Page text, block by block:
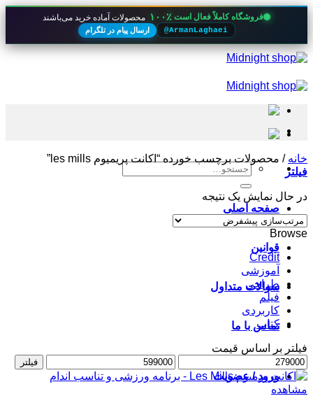
فروشگاه کاملاً فعال است ۱۰۰٪ محصولات آماده خرید می‌باشند
@ArmanLaghaei ارسال پیام در تلگرام
Skip
to
جستجو
صفحه اصلی
قوانین
سوالات متداول
تماس با ما
ورود / عضویت
خانه / محصولات برچسب خورده “اکانت پریمیوم les mills”
فیلتر
در حال نمایش یک نتیجه
Browse
Credit
آموزشی
طراحی
فیلم
کاربردی
کتاب
فیلتر بر اساس قیمت
حداقل
قیمت
حداکثر
قیمت
فیلتر
مشاهده